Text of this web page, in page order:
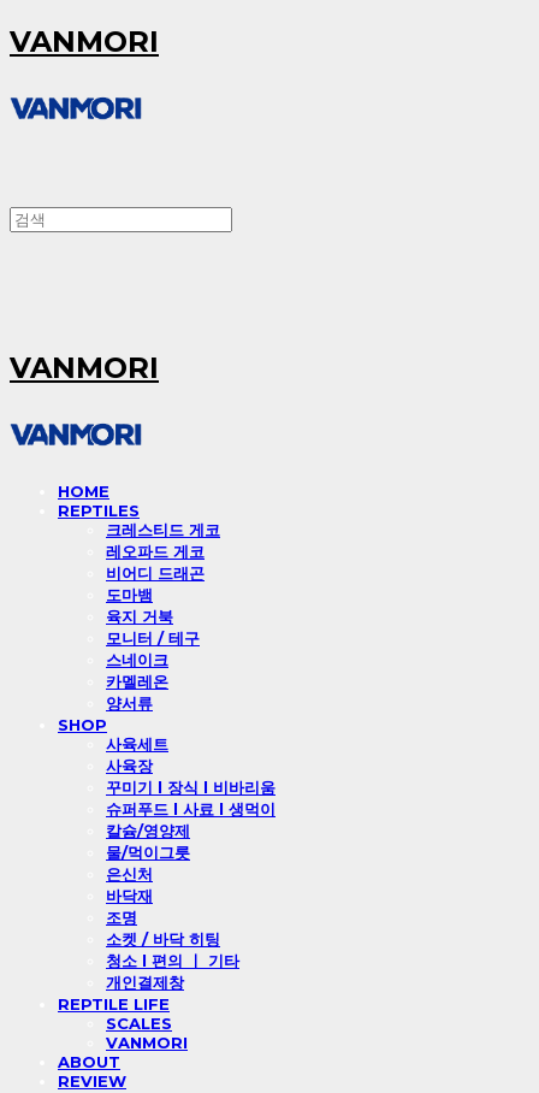
VANMORI
VANMORI
HOME
REPTILES
크레스티드 게코
레오파드 게코
비어디 드래곤
도마뱀
육지 거북
모니터 / 테구
스네이크
카멜레온
양서류
SHOP
사육세트
사육장
꾸미기 l 장식 l 비바리움
슈퍼푸드 l 사료 l 생먹이
칼슘/영양제
물/먹이그릇
은신처
바닥재
조명
소켓 / 바닥 히팅
청소 l 편의 ㅣ 기타
개인결제창
REPTILE LIFE
SCALES
VANMORI
ABOUT
REVIEW